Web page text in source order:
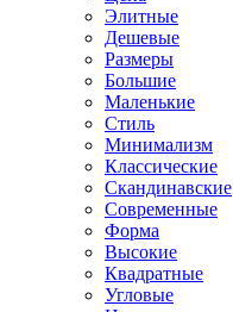
Элитные
Дешевые
Размеры
Большие
Маленькие
Стиль
Минимализм
Классические
Скандинавские
Современные
Форма
Высокие
Квадратные
Угловые